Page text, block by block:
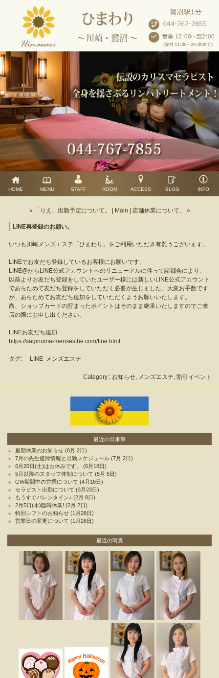
HOME MENU STAFF ROOM ACCESS BLOG INFO
« 「りえ」出勤予定について。 Main 店舗休業について。 »
LINE再登録のお願い。
いつも川崎メンズエステ「ひまわり」をご利用いただき有難うございます。
LINEでお友だち登録しているお客様にお願いです。
LINE@からLINE公式アカウントへのリニューアルに伴って諸都合により、
以前よりお友だち登録をしていたユーザー様には新しいLINE公式アカウント
であらためて友だち登録をしていただく必要が生じました。大変お手数です
が、あらためてお友だち追加をしていただくようお願いいたします。
尚、ショップカードの貯まったポイントはそのまま継承いたしますのでご来
店の際にお申し出ください。
LINEお友だち追加
https://saginuma-mensesthe.com/line.html
タグ: LINE メンズエステ
Category : お知らせ, メンズエステ, 割引イベント
最近の出来事
夏期休業のお知らせ (8月 2日)
7月の先生復帰情報と出勤スケジュール (7月 2日)
6月20日(土)はお休みです。
(6月18日)
5月以降のスタッフ体制について (5月 5日)
GW期間中の営業について (4月16日)
セラピスト出勤について (3月23日)
もうすぐバレンタイン♪ (2月 8日)
2月5日(木)臨時休業! (2月 2日)
特別シフトのお知らせ (1月28日)
営業日の変更について (1月26日)
最近の写真